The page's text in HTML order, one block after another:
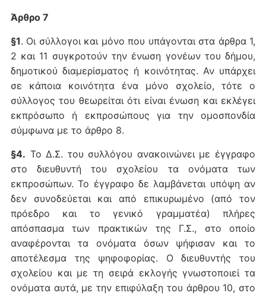
Άρθρο 7
§1. Οι σύλλογοι και μόνο που υπάγονται στα άρθρα 1,
2 και 11 συγκροτούν την ένωση γονέων του δήμου,
δημοτικού διαμερίσματος ή κοινότητας. Αν υπάρχει
σε κάποια κοινότητα ένα μόνο σχολείο, τότε ο
σύλλογος του θεωρείται ότι είναι ένωση και εκλέγει
εκπρόσωπο ή εκπροσώπους για την ομοσπονδία
σύμφωνα με το άρθρο 8.
§4. Το Δ.Σ. του συλλόγου ανακοινώνει με έγγραφο
στο διευθυντή του σχολείου τα ονόματα των
εκπροσώπων. Το έγγραφο δε λαμβάνεται υπόψη αν
δεν συνοδεύεται και από επικυρωμένο (από τον
πρόεδρο και το γενικό γραμματέα) πλήρες
απόσπασμα των πρακτικών της Γ.Σ., στο οποίο
αναφέρονται τα ονόματα όσων ψήφισαν και το
αποτέλεσμα της ψηφοφορίας. Ο διευθυντής του
σχολείου και με τη σειρά εκλογής γνωστοποιεί τα
ονόματα αυτά, με την επιφύλαξη του άρθρου 10, στο